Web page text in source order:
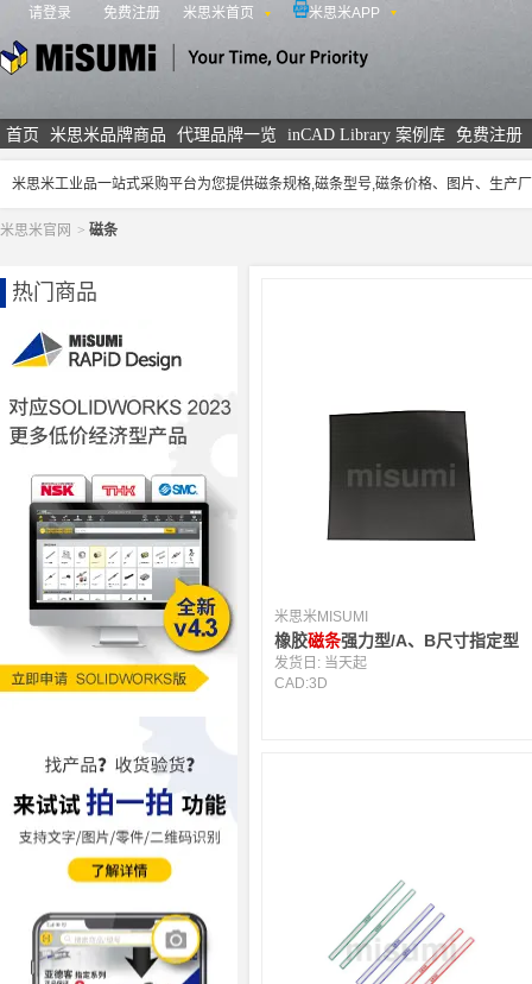
请登录 免费注册 米思米首页 米思米APP
首页 米思米品牌商品 代理品牌一览 inCAD Library 案例库 免费注册
米思米工业品一站式采购平台为您提供磁条规格,磁条型号,磁条价格、图片、生
米思米官网 > 磁条
热门商品
米思米MISUMI
橡胶磁条强力型/A、B尺寸指定型
发货日: 当天起
CAD:3D